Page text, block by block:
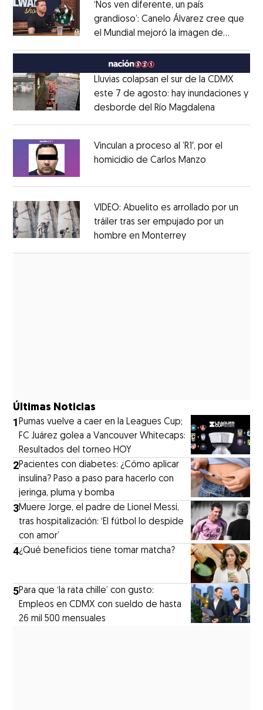
‘Nos ven diferente, un país
grandioso’: Canelo Álvarez cree que
el Mundial mejoró la imagen de
MéxicoOpens in new window
Lluvias colapsan el sur de la CDMX
este 7 de agosto: hay inundaciones y
desborde del Río Magdalena
Vinculan a proceso al ’R1′, por el
homicidio de Carlos Manzo
VIDEO: Abuelito es arrollado por un
tráiler tras ser empujado por un
hombre en MonterreyOpens in new
Últimas Noticias
1Pumas vuelve a caer en la Leagues Cup;
FC Juárez golea a Vancouver Whitecaps:
Resultados del torneo HOY
2Pacientes con diabetes: ¿Cómo aplicar
insulina? Paso a paso para hacerlo con
jeringa, pluma y bomba
3Muere Jorge, el padre de Lionel Messi,
tras hospitalización: ‘El fútbol lo despide
con amor’
4¿Qué beneficios tiene tomar matcha?
5Para que ‘la rata chille’ con gusto:
Empleos en CDMX con sueldo de hasta
26 mil 500 mensuales